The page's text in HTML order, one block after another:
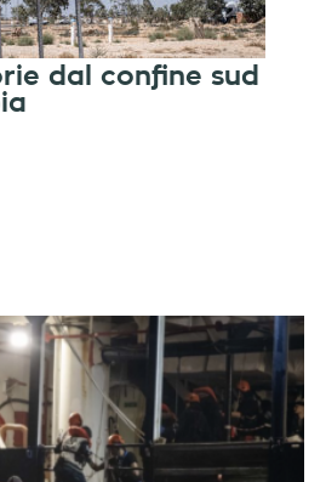
dal confine sud